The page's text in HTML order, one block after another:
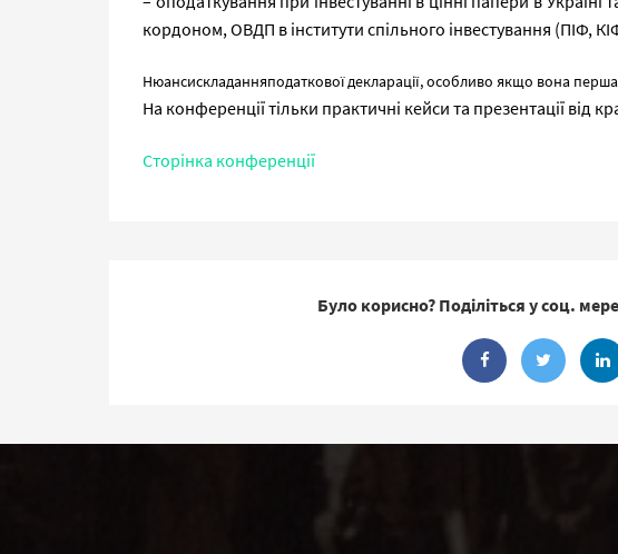
кордоном, ОВДП в інститути спільного інвестування (ПІФ,
Нюансискладанняподаткової декларації, особливо якщо вона
На конференції тільки практичні кейси та презентації від
Сторінка конференції
Було корисно? Поділіться у соц.